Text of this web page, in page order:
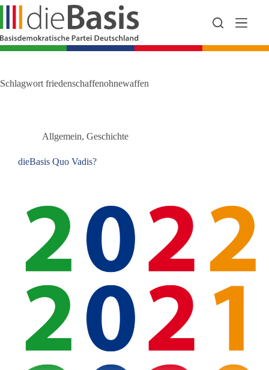
Zum
springen
Schlagwort friedenschaffenohnewaffen
Allgemein, Geschichte
dieBasis Quo Vadis?